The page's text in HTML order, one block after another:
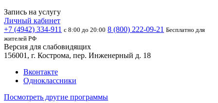
Запись на услугу
Личный кабинет
+7 (4942) 334-911 с 8:00 до 20:00 8 (800) 222-09-21 Бесплатно для
жителей РФ
Версия для слабовидящих
156001, г. Кострома, пер. Инженерный д. 18
Вконтакте
Одноклассники
Посмотреть другие программы